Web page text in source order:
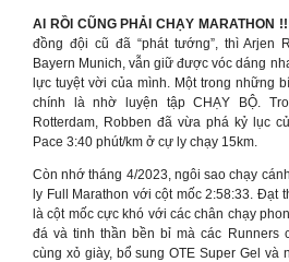
AI RỒI CŨNG PHẢI CHẠY MARATHON
đồng đội cũ đã “phát tướng”, thì Arjen
Bayern Munich, vẫn giữ được vóc dáng
lực tuyệt vời của mình. Một trong những
chính là nhờ luyện tập CHẠY BỘ.
Rotterdam, Robben đã vừa phá kỷ lục
Pace 3:40 phút/km ở cự ly chạy 15km.
Còn nhớ tháng 4/2023, ngôi sao chạy
ly Full Marathon với cột mốc 2:58:33. Đạt
là cột mốc cực khó với các chân chạy
đá và tinh thần bền bỉ mà các Runners
cùng xỏ giày, bổ sung OTE Super Gel và